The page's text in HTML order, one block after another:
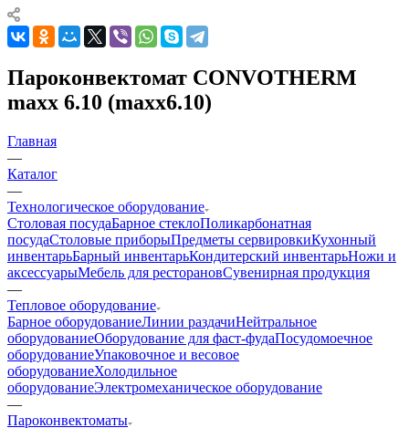
Пароконвектомат CONVOTHERM
maxx 6.10 (maxx6.10)
Главная
—
Каталог
—
Технологическое оборудование
Столовая посудаБарное стеклоПоликарбонатная
посудаСтоловые приборыПредметы сервировкиКухонный
инвентарьБарный инвентарьКондитерский инвентарьНожи и
аксессуарыМебель для ресторановСувенирная продукция
—
Тепловое оборудование
Барное оборудованиеЛинии раздачиНейтральное
оборудованиеОборудование для фаст-фудаПосудомоечное
оборудованиеУпаковочное и весовое
оборудованиеХолодильное
оборудованиеЭлектромеханическое оборудование
—
Пароконвектоматы